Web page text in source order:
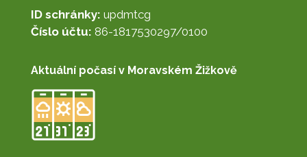
ID schránky: updmtcg
Číslo účtu: 86-1817530297/0100
Aktuální počasí v Moravském Žižkově